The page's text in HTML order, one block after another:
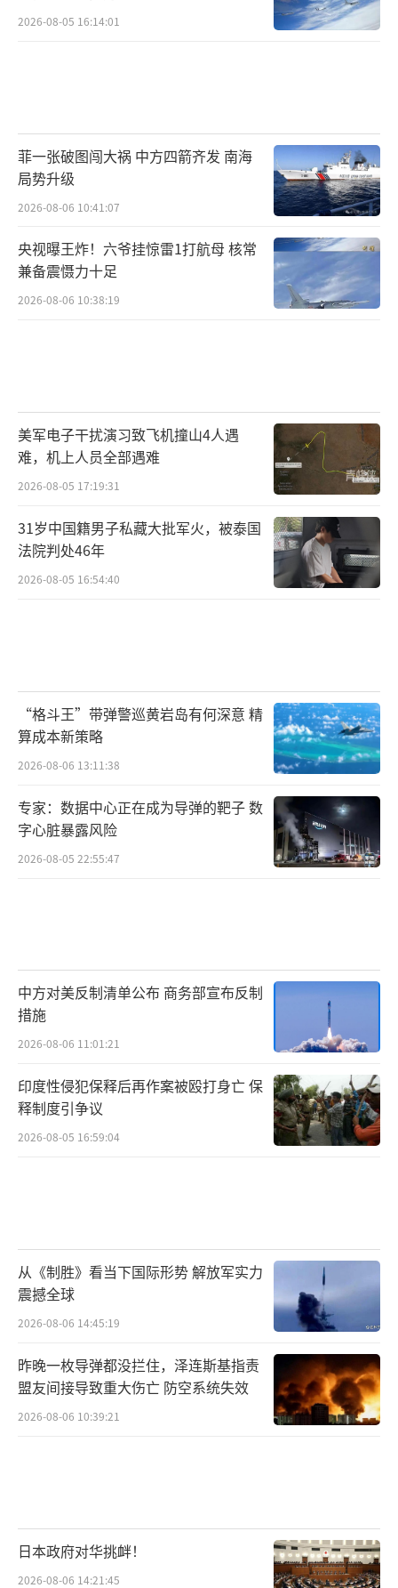
2026-08-05 16:14:01
菲一张破图闯大祸 中方四箭齐发 南海
局势升级
2026-08-06 10:41:07
央视曝王炸！六爷挂惊雷1打航母 核常
兼备震慑力十足
2026-08-06 10:38:19
美军电子干扰演习致飞机撞山4人遇
难，机上人员全部遇难
2026-08-05 17:19:31
31岁中国籍男子私藏大批军火，被泰国
法院判处46年
2026-08-05 16:54:40
“格斗王”带弹警巡黄岩岛有何深意 精
算成本新策略
2026-08-06 13:11:38
专家：数据中心正在成为导弹的靶子 数
字心脏暴露风险
2026-08-05 22:55:47
中方对美反制清单公布 商务部宣布反制
措施
2026-08-06 11:01:21
印度性侵犯保释后再作案被殴打身亡 保
释制度引争议
2026-08-05 16:59:04
从《制胜》看当下国际形势 解放军实力
震撼全球
2026-08-06 14:45:19
昨晚一枚导弹都没拦住，泽连斯基指责
盟友间接导致重大伤亡 防空系统失效
2026-08-06 10:39:21
日本政府对华挑衅！
2026-08-06 14:21:45